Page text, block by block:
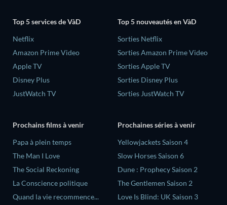
Top 5 services de VàD
Netflix
Amazon Prime Video
Apple TV
Disney Plus
JustWatch TV
Top 5 nouveautés en VàD
Sorties Netflix
Sorties Amazon Prime Video
Sorties Apple TV
Sorties Disney Plus
Sorties JustWatch TV
Prochains films à venir
‎Papa à plein temps
The Man I Love
The Social Reckoning
La Conscience politique
Quand la vie recommence...
Prochaines séries à venir
Yellowjackets Saison 4
Slow Horses Saison 6
Dune : Prophecy Saison 2
The Gentlemen Saison 2
Love Is Blind: UK Saison 3